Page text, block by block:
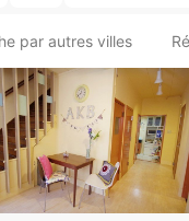
par autres villes